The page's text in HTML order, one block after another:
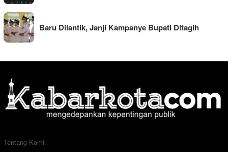
Baru Dilantik, Janji Kampanye Bupati Ditagih
Tentang Kami